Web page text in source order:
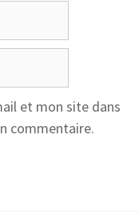
et mon site dans
commentaire.